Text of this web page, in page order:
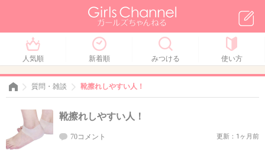
人気順 新着順 みつける 使い方
質問・雑談 靴擦れしやすい人！
靴擦れしやすい人！
70コメント 更新：1ヶ月前